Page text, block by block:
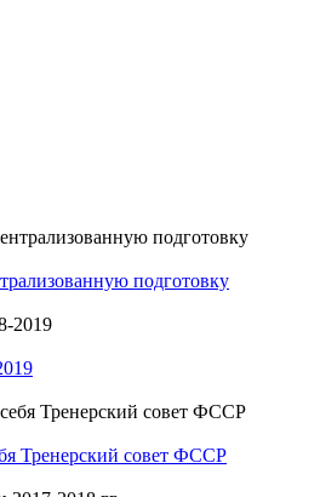
подготовку
Тренерский совет ФССР